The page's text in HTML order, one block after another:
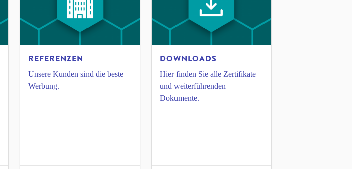
REFERENZEN
Unsere Kunden sind die beste
Werbung.
DOWNLOADS
Hier finden Sie alle Zertifikate
und weiterführenden
Dokumente.